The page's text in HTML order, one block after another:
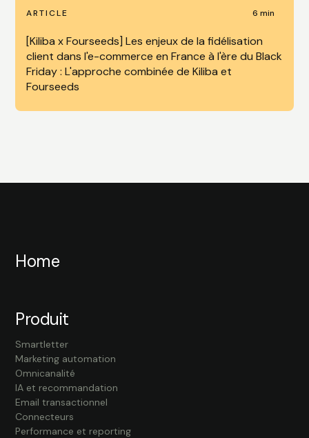
ARTICLE 6 min
[Kiliba x Fourseeds] Les enjeux de la fidélisation
client dans l'e-commerce en France à l'ère du Black
Friday : L'approche combinée de Kiliba et
Fourseeds
Home
Produit
Smartletter
Marketing automation
Omnicanalité
IA et recommandation
Email transactionnel
Connecteurs
Performance et reporting